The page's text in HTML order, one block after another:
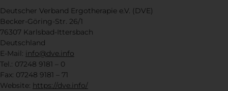
Deutscher Verband Ergotherapie e.V. (DVE)
Becker-Göring-Str. 26/1
76307 Karlsbad-Ittersbach
Deutschland
E-Mail: info@dve.info
Tel.: 07248 9181 – 0
Fax: 07248 9181 – 71
Website: https://dve.info/